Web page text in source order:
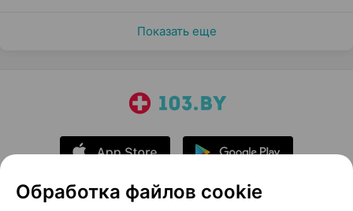
Показать еще
Обработка файлов cookie